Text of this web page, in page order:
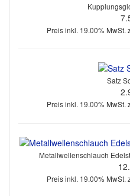
Preis inkl. 19.00% MwSt.
Satz
Preis inkl. 19.00% MwSt.
Metallwellenschlauch
Preis inkl. 19.00% MwSt.